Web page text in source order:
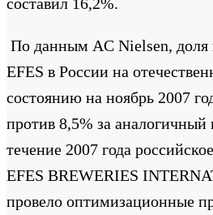
По данным AC Nielsen,
EFES в России на
состоянию на ноябрь 2007
против 8,5% за
течение 2007 года
EFES BREWERIES
провело оптимизационные